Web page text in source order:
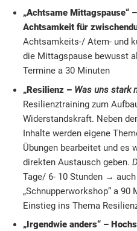
„Achtsame Mittagspause“
Achtsamkeit für
Achtsamkeits-/ Atem- und
die Mittagspause bewusst
Termine a 30 Minuten
„Resilienz – Was uns stark
Resilienztraining zum
Widerstandskraft. Neben
Inhalte werden eigene
Übungen bearbeitet und es
direkten Austausch geben.
Tage/ 6- 10 Stunden →
„Schnupperworkshop“ a 90
Einstieg ins Thema
„Irgendwie anders“ –